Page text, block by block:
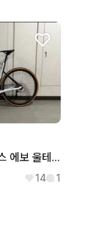
캐논데일 슈퍼식스 에보 울테그라
14 1